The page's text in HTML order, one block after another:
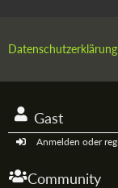
Datenschutzerklärung
Gast
Anmelden oder
Community